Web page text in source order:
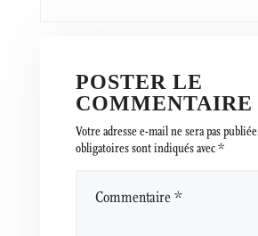
POSTER LE
COMMENTAIRE
Votre adresse e-mail ne sera pas
obligatoires sont indiqués avec*